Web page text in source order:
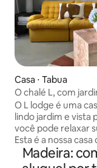
Casa ⋅ Tabua
O chalé L, com
para o mar.
O L lodge é uma
lindo jardim e vista
você pode relaxar
Esta é a nossa
sonhos, com tudo
para desfrutar de
Madeira: